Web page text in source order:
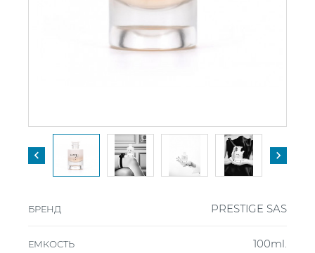
 
БРЕНД PRESTIGE SAS
ЕМКОСТЬ 100ml.